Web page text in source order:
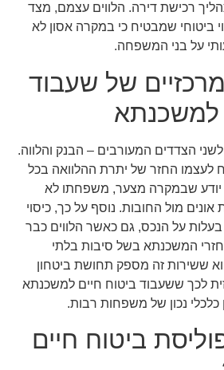
רכישת דירה. הלווים עצמם, מצד
ביטוחי שמבטיח כי במקרה אסון לא
על בני המשפחה.
של שעבוד
למשכנתא
הצדדים המעורבים – הבנק והלווה.
החזר של יתרת ההלוואה בכל
יודע שבמקרה מצער, משפחתו לא
מול החובות. נוסף על כך, כיסוי
על הנכס, גם כאשר הלווים כבר
המשכנתא בשל סיבות בלתי
ששירות זה מספק תחושת ביטחון
לכך ששעבוד ביטוח חיים למשכנתא
כלכלי נכון של משפחות רבות.
ביטוח חיים